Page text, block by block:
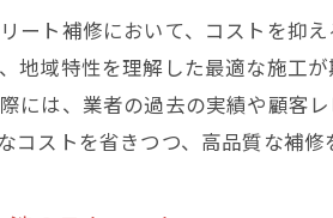
東京都北
安心でき
契約前に確
工事保証
ート補修において、コストを抑
地域特性を理解した最適な施工
には、業者の過去の実績や顧客
コストを省きつつ、高品質な補修